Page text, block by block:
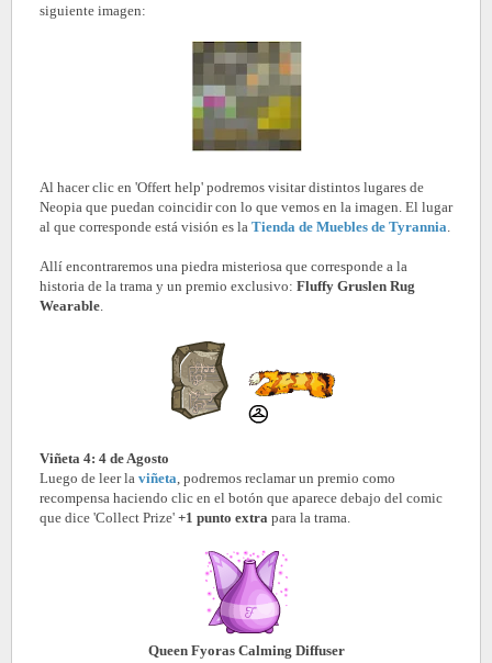
siguiente imagen:
Al hacer clic en 'Offert help' podremos visitar distintos lugares de
Neopia que puedan coincidir con lo que vemos en la imagen. El lugar
al que corresponde está visión es la Tienda de Muebles de Tyrannia
Allí encontraremos una piedra misteriosa que corresponde a la
historia de la trama y un premio exclusivo: Fluffy Gruslen Rug
Wearable
Viñeta 4: 4 de Agosto
Luego de leer la viñeta , podremos reclamar un premio como
recompensa haciendo clic en el botón que aparece debajo del comic
que dice 'Collect Prize' +1 punto extra para la trama.
Queen Fyoras Calming Diffuser